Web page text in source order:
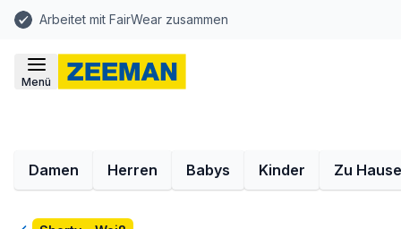
Arbeitet mit FairWear zusammen
Menü
Damen Herren Babys Kinder Zu Hause